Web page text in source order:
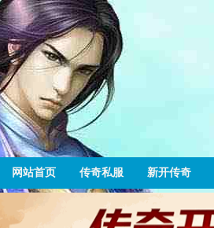
网站首页 传奇私服 新开传奇